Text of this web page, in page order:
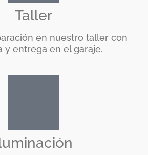
Taller
en nuestro taller con
y entrega en el garaje.